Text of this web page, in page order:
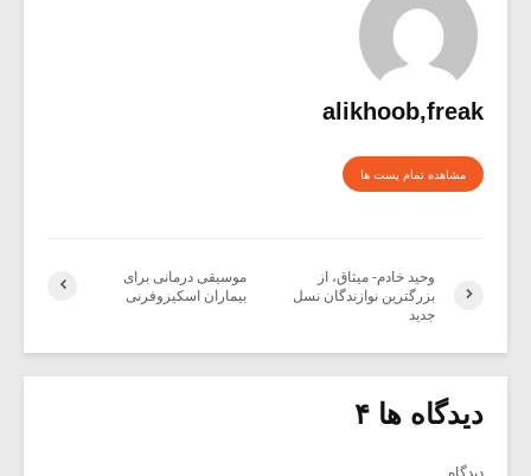
alikhoob,freak
مشاهده تمام پست ها
موسیقی درمانی برای
بیماران اسکیزوفرنی
وحید خادم- میثاق، از
بزرگترین نوازندگان نسل
جدید
دیدگاه ها ۴
دیدگاه